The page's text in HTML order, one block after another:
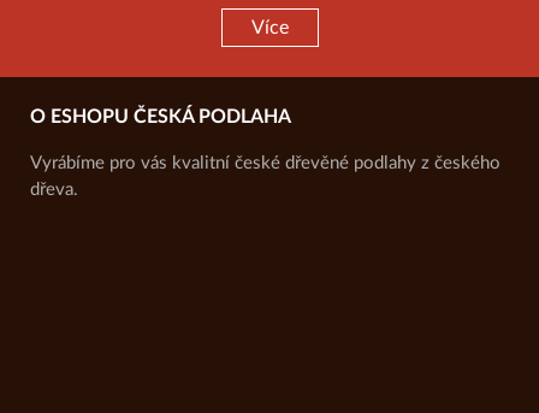
Více
O ESHOPU ČESKÁ PODLAHA
Vyrábíme pro vás kvalitní české dřevěné podlahy z českého
dřeva.